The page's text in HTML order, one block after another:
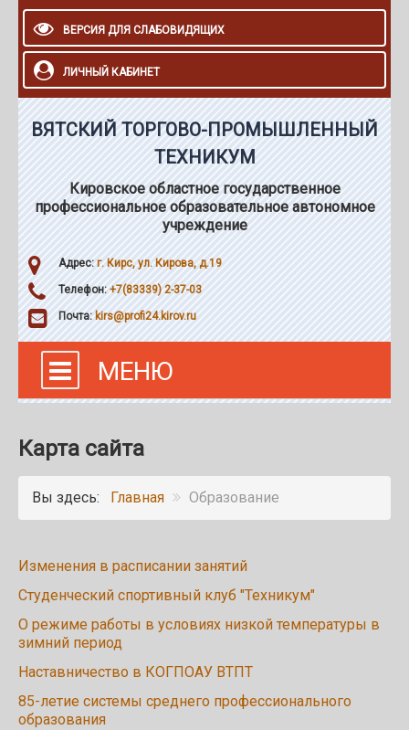
ВЕРСИЯ ДЛЯ СЛАБОВИДЯЩИХ
ЛИЧНЫЙ КАБИНЕТ
ВЯТСКИЙ ТОРГОВО-ПРОМЫШЛЕННЫЙ
ТЕХНИКУМ
Кировское областное государственное
профессиональное образовательное автономное
учреждение
Адрес: г. Кирс, ул. Кирова, д.19
Телефон: +7(83339) 2-37-03
Почта: kirs@profi24.kirov.ru
МЕНЮ
Карта сайта
Вы здесь: Главная Образование
Изменения в расписании занятий
Студенческий спортивный клуб "Техникум"
О режиме работы в условиях низкой температуры в
зимний период
Наставничество в КОГПОАУ ВТПТ
85-летие системы среднего профессионального
образования